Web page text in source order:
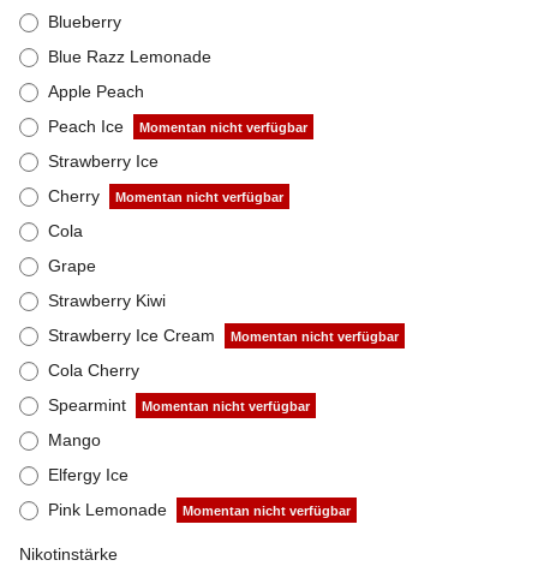
Blueberry
Blue Razz Lemonade
Apple Peach
Peach Ice
Momentan nicht verfügbar
Strawberry Ice
Cherry
Momentan nicht verfügbar
Cola
Grape
Strawberry Kiwi
Strawberry Ice Cream
Momentan nicht verfügbar
Cola Cherry
Spearmint
Momentan nicht verfügbar
Mango
Elfergy Ice
Pink Lemonade
Momentan nicht verfügbar
Nikotinstärke